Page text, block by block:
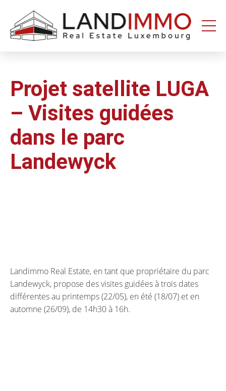
Aller au
contenu
Aller
en
bas
Projet satellite LUGA
– Visites guidées
dans le parc
Landewyck
Landimmo Real Estate, en tant que propriétaire du parc
Landewyck, propose des visites guidées à trois dates
différentes au printemps (22/05), en été (18/07) et en
automne (26/09), de 14h30 à 16h.